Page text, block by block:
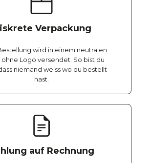
Verpackung
wird in einem neutralen
ohne Logo versendet. So bist du
niemand weiss wo du bestellt
hast.
auf Rechnung